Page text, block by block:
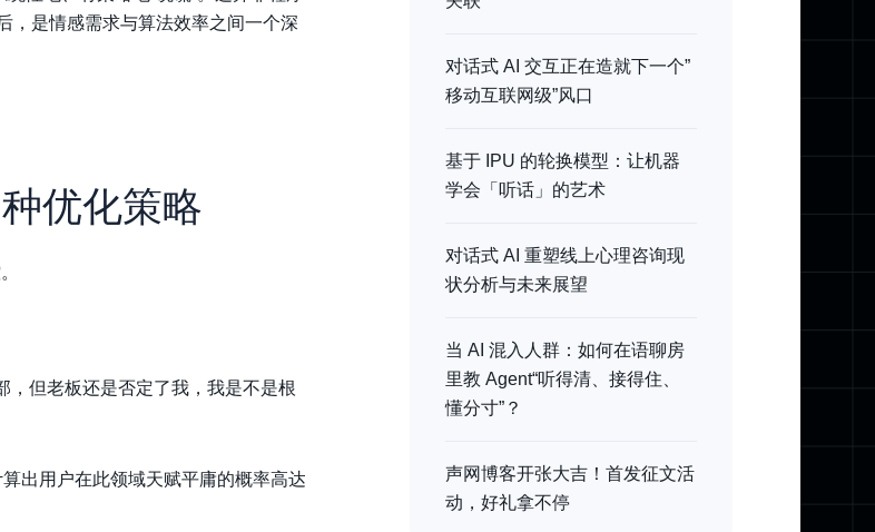
，是情感需求与算法效率之间一个深
优化策略
，但老板还是否定了我，我是不是根
出用户在此领域天赋平庸的概率高达
对话式 AI 交互正在造就下一个”
移动互联网级”风口
基于 IPU 的轮换模型：让机器
学会「听话」的艺术
对话式 AI 重塑线上心理咨询现
状分析与未来展望
当 AI 混入人群：如何在语聊房
里教 Agent“听得清、接得住、
懂分寸”？
声网博客开张大吉！首发征文活
动，好礼拿不停